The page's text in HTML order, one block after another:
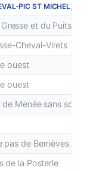
PIC ST MICHEL
et du Puits
Cheval-Virets
ouest
ouest
de Menée sans
pas de Berrièves
de la Posterle